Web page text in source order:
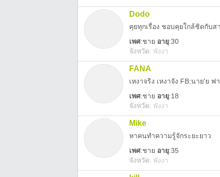
Dodo
คุยทุกเรื่อง ชอบคุยใกล้ชิดกับส
เพศ:ชาย อายุ:30
จังหวัด: พังงา
FANA
เหงาจริง เหงาจัง FB:นาย'ย ฟา
เพศ:ชาย อายุ:18
จังหวัด: พังงา
Mike
หาคนทำความรู้จักระยะยาว
เพศ:ชาย อายุ:35
จังหวัด: พังงา